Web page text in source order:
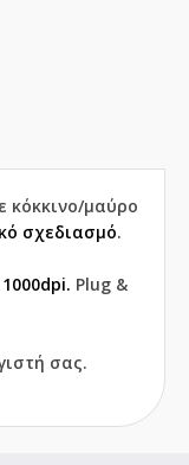
κόκκινο/μαύρο
σχεδιασμό.
Plug &
σας.